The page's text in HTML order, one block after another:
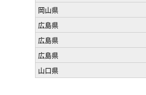
岡山県
広島県
広島県
広島県
山口県